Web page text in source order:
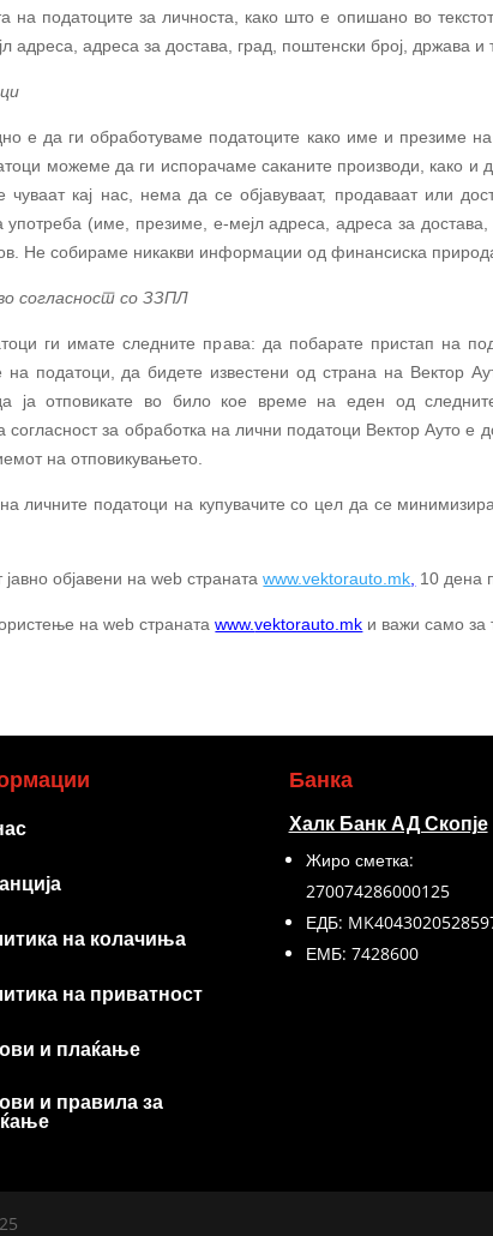
на податоците за личноста, како што е опишано во
адреса, адреса за достава, град, поштенски број, држава
е да ги обработуваме податоците како име и презиме
можеме да ги испорачаме саканите производи, како и
кај нас, нема да се објавуваат, продаваат или
(име, презиме, е-мејл адреса, адреса за
Не собираме никакви информации од финансиска
согласност со ЗЗПЛ
ги имате следните права: да побарате пристап на
податоци, да бидете известени од страна на Вектор
ја отповикате во било кое време на еден од
согласност за обработка на лични податоци Вектор Ауто
на отповикувањето.
личните податоци на купувачите со цел да се
објавени наweb странатаwww.vektorauto.mk, 10 дена
наweb странатаwww.vektorauto.mk и важи само за
на колачиња
на приватност
и плаќање
и правила за
Банка
Халк Банк АД Скопје
Жиро сметка:
270074286000125
ЕДБ:
ЕМБ: 7428600